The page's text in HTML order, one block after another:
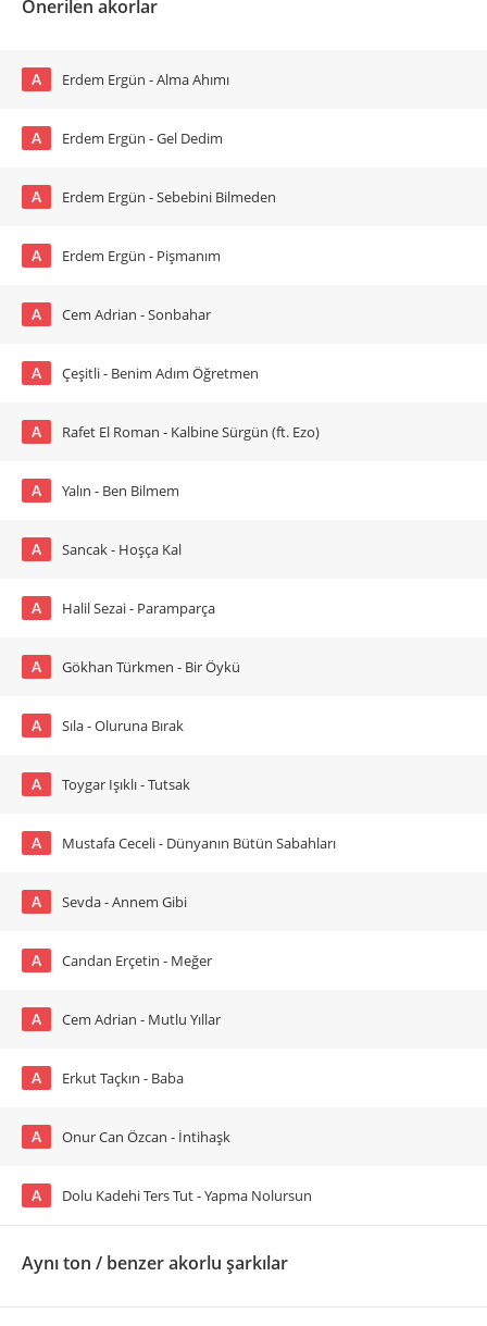
Önerilen akorlar
A Erdem Ergün - Alma Ahımı
A Erdem Ergün - Gel Dedim
A Erdem Ergün - Sebebini Bilmeden
A Erdem Ergün - Pişmanım
A Cem Adrian - Sonbahar
A Çeşitli - Benim Adım Öğretmen
A Rafet El Roman - Kalbine Sürgün (ft. Ezo)
A Yalın - Ben Bilmem
A Sancak - Hoşça Kal
A Halil Sezai - Paramparça
A Gökhan Türkmen - Bir Öykü
A Sıla - Oluruna Bırak
A Toygar Işıklı - Tutsak
A Mustafa Ceceli - Dünyanın Bütün Sabahları
A Sevda - Annem Gibi
A Candan Erçetin - Meğer
A Cem Adrian - Mutlu Yıllar
A Erkut Taçkın - Baba
A Onur Can Özcan - İntihaşk
A Dolu Kadehi Ters Tut - Yapma Nolursun
Aynı ton / benzer akorlu şarkılar